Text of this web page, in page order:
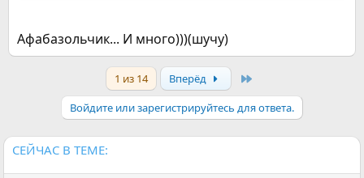
Афабазольчик... И много)))(шучу)
1 из 14 Вперёд
Войдите или зарегистрируйтесь для ответа.
СЕЙЧАС В ТЕМЕ: